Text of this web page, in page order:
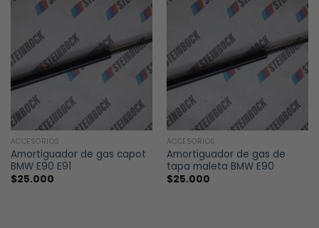
ACCESORIOS
Amortiguador de gas capot
BMW E90 E91
$25.000
ACCESORIOS
Amortiguador de gas de
tapa maleta BMW E90
$25.000